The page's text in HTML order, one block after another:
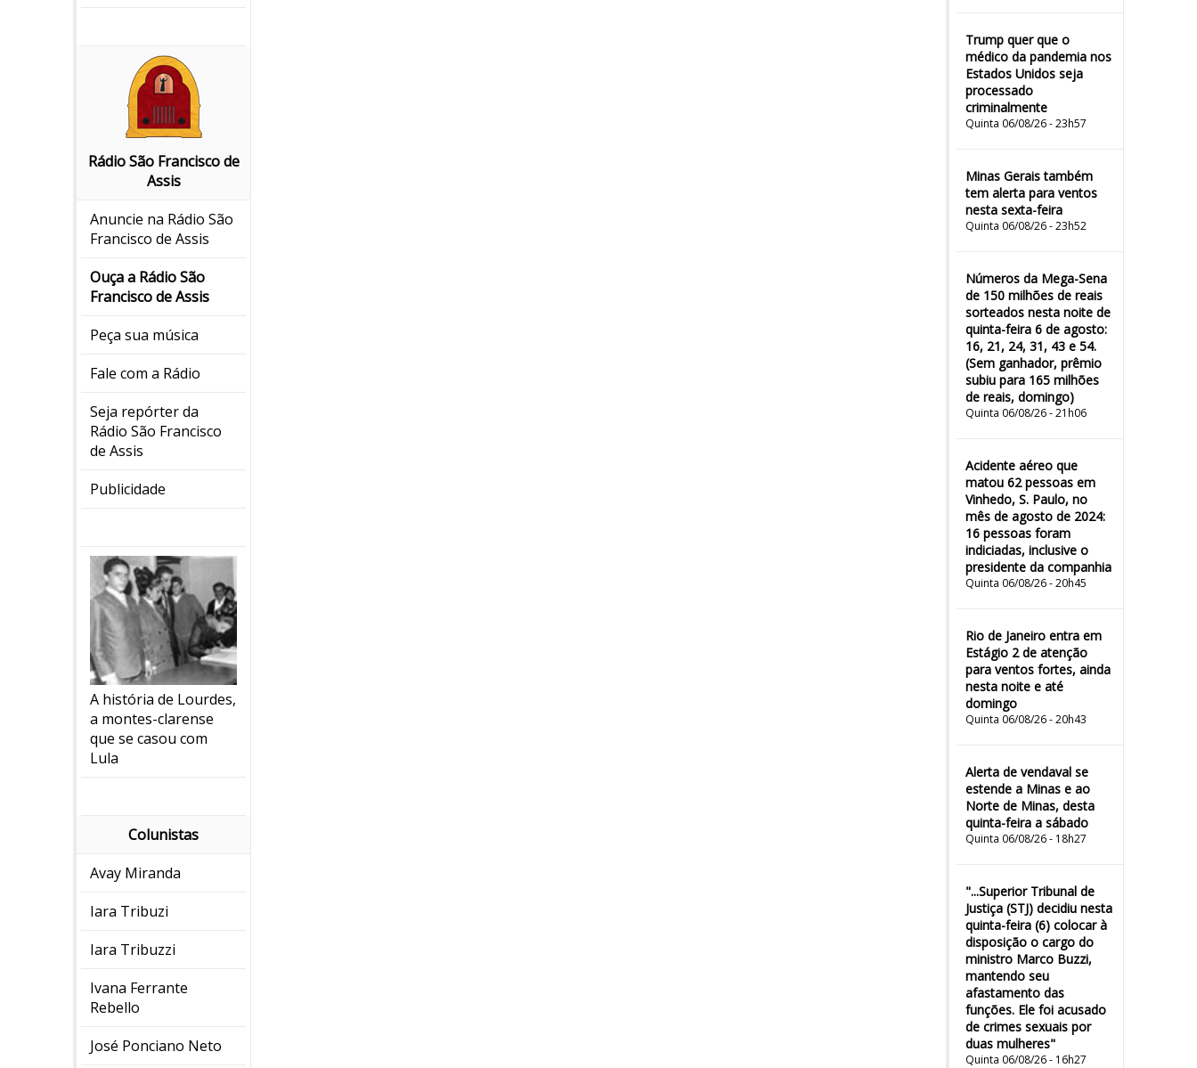
Rádio São Francisco de
Assis
Anuncie na Rádio São
Francisco de Assis
Ouça a Rádio São
Francisco de Assis
Peça sua música
Fale com a Rádio
Seja repórter da
Rádio São Francisco
de Assis
Publicidade
A história de Lourdes,
a montes-clarense
que se casou com
Lula
Colunistas
Avay Miranda
Iara Tribuzi
Iara Tribuzzi
Ivana Ferrante
Rebello
José Ponciano Neto
Trump quer que o
médico da pandemia nos
Estados Unidos seja
processado
criminalmente
Quinta 06/08/26 - 23h57
Minas Gerais também
tem alerta para ventos
nesta sexta-feira
Quinta 06/08/26 - 23h52
Números da Mega-Sena
de 150 milhões de reais
sorteados nesta noite de
quinta-feira 6 de agosto:
16, 21, 24, 31, 43 e 54.
(Sem ganhador, prêmio
subiu para 165 milhões
de reais, domingo)
Quinta 06/08/26 - 21h06
Acidente aéreo que
matou 62 pessoas em
Vinhedo, S. Paulo, no
mês de agosto de 2024:
16 pessoas foram
indiciadas, inclusive o
presidente da companhia
Quinta 06/08/26 - 20h45
Rio de Janeiro entra em
Estágio 2 de atenção
para ventos fortes, ainda
nesta noite e até
domingo
Quinta 06/08/26 - 20h43
Alerta de vendaval se
estende a Minas e ao
Norte de Minas, desta
quinta-feira a sábado
Quinta 06/08/26 - 18h27
"...Superior Tribunal de
Justiça (STJ) decidiu nesta
quinta-feira (6) colocar à
disposição o cargo do
ministro Marco Buzzi,
mantendo seu
afastamento das
funções. Ele foi acusado
de crimes sexuais por
duas mulheres"
Quinta 06/08/26 - 16h27